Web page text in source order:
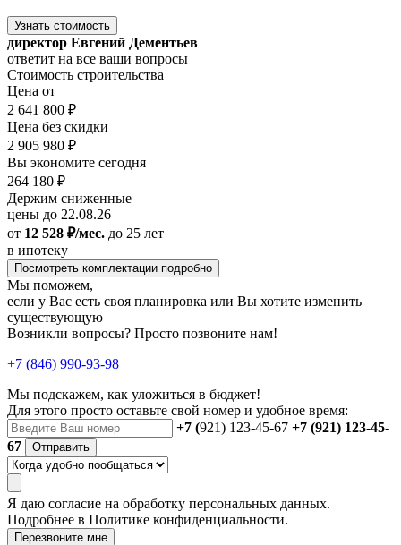
Узнать стоимость
директор Евгений Дементьев
ответит на все ваши вопросы
Стоимость строительства
Цена от
2 641 800 ₽
Цена без скидки
2 905 980 ₽
Вы экономите сегодня
264 180 ₽
Держим сниженные
цены до 22.08.26
от 12 528 ₽/мес. до 25 лет
в ипотеку
Посмотреть комплектации подробно
Мы поможем,
если у Вас есть своя планировка или Вы хотите изменить
существующую
Возникли вопросы? Просто позвоните нам!
+7 (846) 990-93-98
Мы подскажем, как уложиться в бюджет!
Для этого просто оставьте свой номер и удобное время:
+7 (921) 123-45-67 +7 (921) 123-45-
67
Отправить
Я даю согласие на обработку персональных данных.
Подробнее в Политике конфиденциальности.
Перезвоните мне